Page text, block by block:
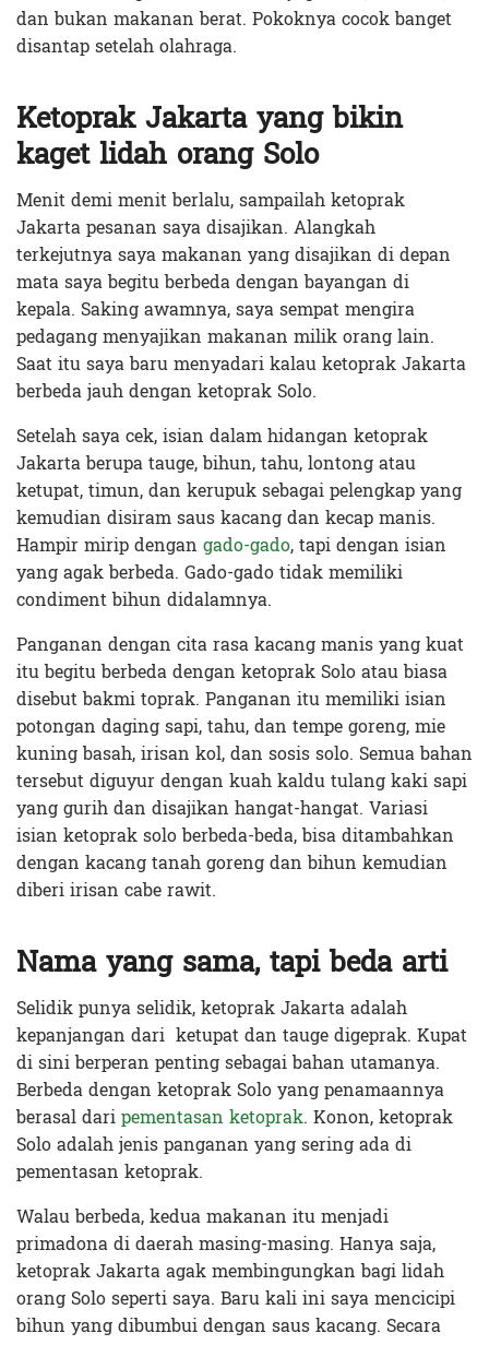
dan bukan makanan berat. Pokoknya cocok banget
disantap setelah olahraga.
Ketoprak Jakarta yang bikin
kaget lidah orang Solo
Menit demi menit berlalu, sampailah ketoprak
Jakarta pesanan saya disajikan. Alangkah
terkejutnya saya makanan yang disajikan di depan
mata saya begitu berbeda dengan bayangan di
kepala. Saking awamnya, saya sempat mengira
pedagang menyajikan makanan milik orang lain.
Saat itu saya baru menyadari kalau ketoprak Jakarta
berbeda jauh dengan ketoprak Solo.
Setelah saya cek, isian dalam hidangan ketoprak
Jakarta berupa tauge, bihun, tahu, lontong atau
ketupat, timun, dan kerupuk sebagai pelengkap yang
kemudian disiram saus kacang dan kecap manis.
Hampir mirip dengan gado-gado, tapi dengan isian
yang agak berbeda. Gado-gado tidak memiliki
condiment bihun didalamnya.
Panganan dengan cita rasa kacang manis yang kuat
itu begitu berbeda dengan ketoprak Solo atau biasa
disebut bakmi toprak. Panganan itu memiliki isian
potongan daging sapi, tahu, dan tempe goreng, mie
kuning basah, irisan kol, dan sosis solo. Semua bahan
tersebut diguyur dengan kuah kaldu tulang kaki sapi
yang gurih dan disajikan hangat-hangat. Variasi
isian ketoprak solo berbeda-beda, bisa ditambahkan
dengan kacang tanah goreng dan bihun kemudian
diberi irisan cabe rawit.
Nama yang sama, tapi beda arti
Selidik punya selidik, ketoprak Jakarta adalah
kepanjangan dari ketupat dan tauge digeprak. Kupat
di sini berperan penting sebagai bahan utamanya.
Berbeda dengan ketoprak Solo yang penamaannya
berasal daripementasan ketoprak. Konon, ketoprak
Solo adalah jenis panganan yang sering ada di
pementasan ketoprak.
Walau berbeda, kedua makanan itu menjadi
primadona di daerah masing-masing. Hanya saja,
ketoprak Jakarta agak membingungkan bagi lidah
orang Solo seperti saya. Baru kali ini saya mencicipi
bihun yang dibumbui dengan saus kacang. Secara